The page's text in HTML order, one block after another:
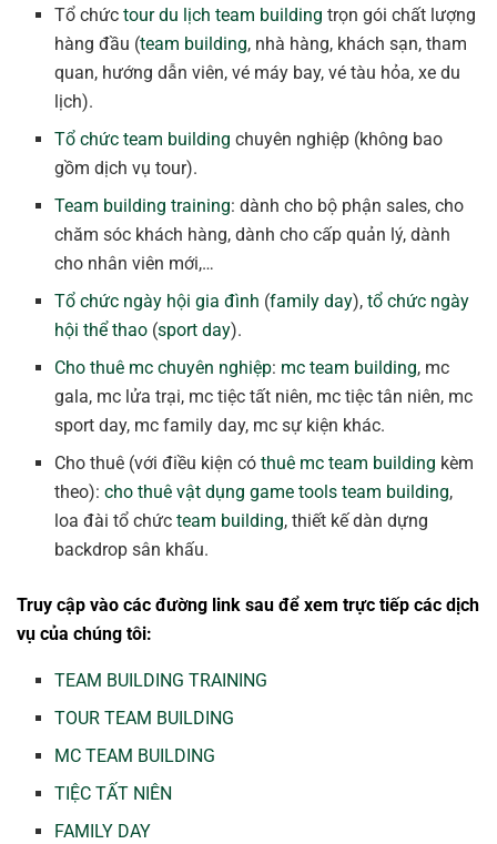
Tổ chứctour du lịch team building trọn gói chất lượng
hàng đầu (team building, nhà hàng, khách sạn, tham
quan, hướng dẫn viên, vé máy bay, vé tàu hỏa, xe du
lịch).
Tổ chức team building chuyên nghiệp (không bao
gồm dịch vụ tour).
Team building training: dành cho bộ phận sales, cho
chăm sóc khách hàng, dành cho cấp quản lý, dành
cho nhân viên mới,…
Tổ chức ngày hội gia đình (family day),tổ chức ngày
hội thể thao (sport day).
Cho thuê mc chuyên nghiệp: mc team building, mc
gala, mc lửa trại, mc tiệc tất niên, mc tiệc tân niên, mc
sport day, mc family day, mc sự kiện khác.
Cho thuê (với điều kiện cóthuê mc team building kèm
theo):cho thuê vật dụng game tools team building,
loa đài tổ chứcteam building, thiết kế dàn dựng
backdrop sân khấu.
Truy cập vào các đường link sau để xem trực tiếp các dịch
vụ của chúng tôi:
TEAM BUILDING TRAINING
TOUR TEAM BUILDING
MC TEAM BUILDING
TIỆC TẤT NIÊN
FAMILY DAY